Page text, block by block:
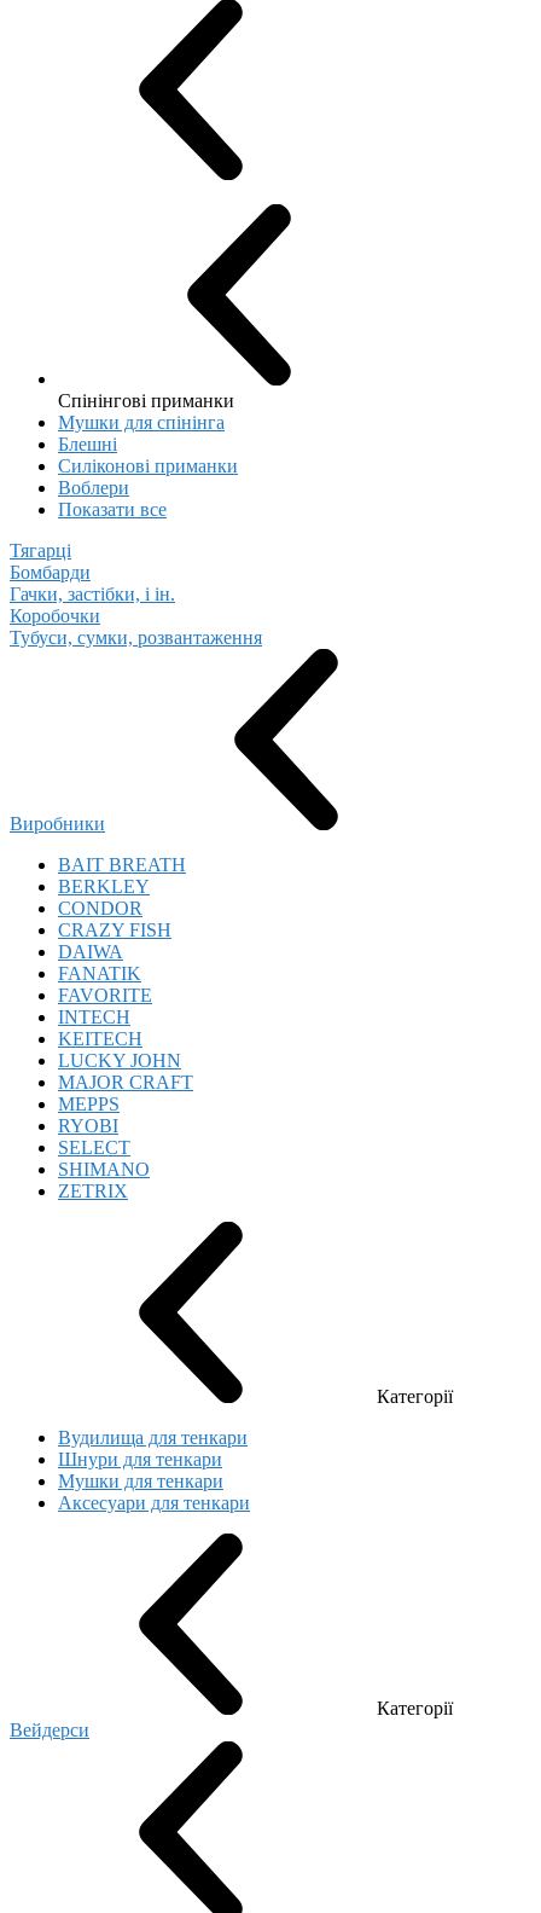
Спінінгові приманки
Мушки для спінінга
Блешні
Cиліконові приманки
Воблери
Показати все
Тягарці
Бомбарди
Гачки, застібки, і ін.
Коробочки
Тубуси, сумки, розвантаження
Виробники
BAIT BREATH
BERKLEY
CONDOR
CRAZY FISH
DAIWA
FANATIK
FAVORITE
INTECH
KEITECH
LUCKY JOHN
MAJOR CRAFT
MEPPS
RYOBI
SELECT
SHIMANO
ZETRIX
Категорії
Вудилища для тенкари
Шнури для тенкари
Мушки для тенкари
Аксесуари для тенкари
Категорії
Вейдерси